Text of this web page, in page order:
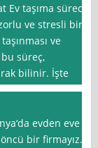
Ev taşıma süreci
ve stresli bir
ve
süreç,
bilinir. İşte
evden eve
bir firmayız.